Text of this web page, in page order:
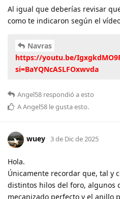
Al igual que deberías revisar
como te indicaron según el
Navras
https://youtu.be/
si=BaYQNcASLFOxwvda
Angel58 respondió a esto
AAngel58 le gusta esto.
wuey 3 de Dic de 2025
Hola.
Únicamente recordar que, tal y
distintos hilos del foro, algunos
mecanizado perfecto y el anillo